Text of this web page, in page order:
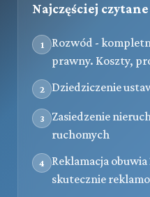
Najczęściej czytane
1
Rozwód -
prawny. Koszty,
2 Dziedziczenie
3
Zasiedzenie
ruchomych
4
Reklamacja obuwia
skutecznie